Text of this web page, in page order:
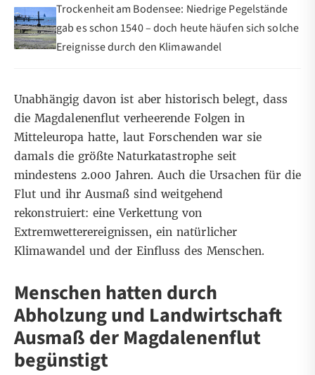
Trockenheit am Bodensee: Niedrige Pegelstände
gab es schon 1540 – doch heute häufen sich solche
Ereignisse durch den Klimawandel
Unabhängig davon ist aber historisch belegt, dass
die Magdalenenflut verheerende Folgen in
Mitteleuropa hatte,laut Forschenden war sie
damals die größte Naturkatastrophe seit
mindestens 2.000 Jahren. Auch die Ursachen für die
Flut und ihr Ausmaß sind weitgehend
rekonstruiert: eine Verkettung von
Extremwetterereignissen, ein natürlicher
Klimawandel und der Einfluss des Menschen.
Menschen hatten durch
Abholzung und Landwirtschaft
Ausmaß der Magdalenenflut
begünstigt